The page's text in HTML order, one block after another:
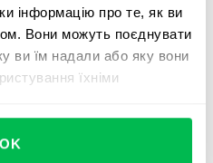
інформацію про те, як ви
Вони можуть поєднувати
ви їм надали або яку вони
їхніми
OK
та оновлення практик
відповідності